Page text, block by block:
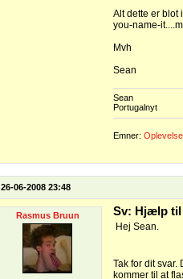
Alt dette er blot
you-name-
Mvh
Sean
Sean
Portugalnyt
Emner:
26-06-2008 23:48
Rasmus Bruun Sv: Hjælp til
Hej Sean.
Tak for dit svar.
kommer til at